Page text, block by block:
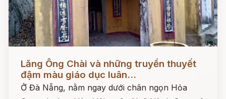
Lăng Ông Chài và những truyền thuyết
đậm màu giáo dục luân...
Ở Đà Nẵng, nằm ngay dưới chân ngọn Hỏa